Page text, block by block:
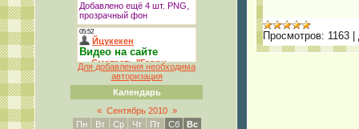
Для добавления необходима
авторизация
Календарь
« Сентябрь 2010 »
Пн
Вт Ср Чт Пт Сб
Вс
Просмотров: 1163